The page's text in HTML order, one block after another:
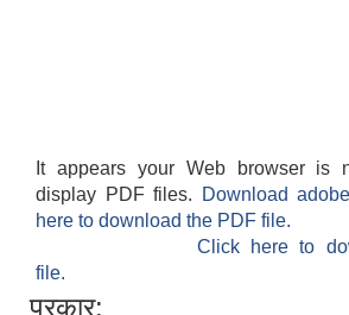
It appears your Web browser is
display PDF files.
Download
here to download the PDF file.
Click here to
file.
प्रकार: